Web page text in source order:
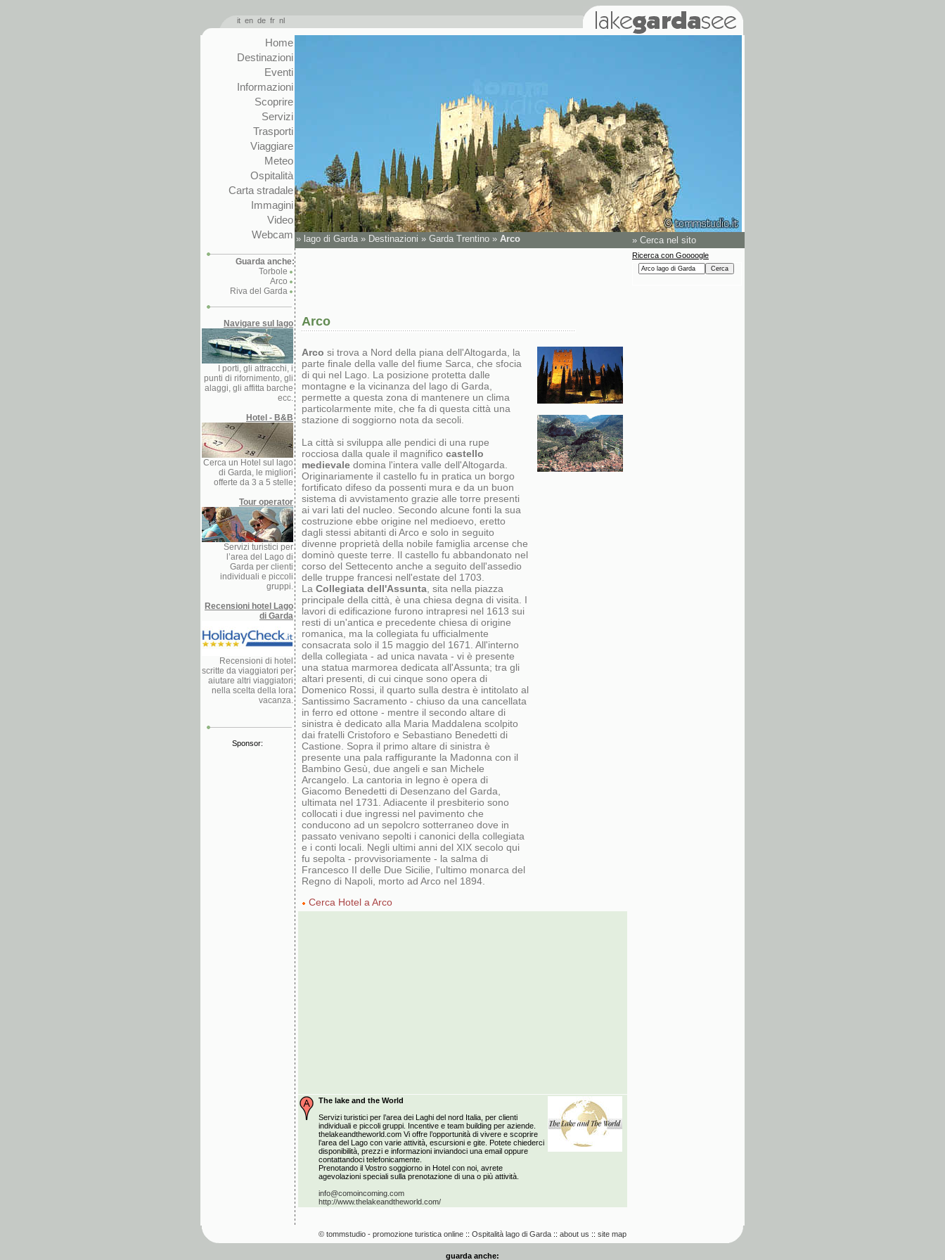
it en de fr nl
Home
Destinazioni
Eventi
Informazioni
Scoprire
Servizi
Trasporti
Viaggiare
Meteo
Ospitalità
Carta stradale
Immagini
Video
Webcam
Guarda anche:
Torbole
Arco
Riva del Garda
Navigare sul lago
I porti, gli attracchi, i
punti di rifornimento, gli
alaggi, gli affitta barche
ecc.
Hotel - B&B
Cerca un Hotel sul lago
di Garda, le migliori
offerte da 3 a 5 stelle
Tour operator
Servizi turistici per
l’area del Lago di
Garda per clienti
individuali e piccoli
gruppi.
Recensioni hotel Lago
di Garda
Recensioni di hotel
scritte da viaggiatori per
aiutare altri viaggiatori
nella scelta della lora
vacanza.
Sponsor:
» lago di Garda » Destinazioni » Garda Trentino » Arco » Cerca nel sito
Arco
Arco si trova a Nord della piana dell'Altogarda, la
parte finale della valle del fiume Sarca, che sfocia
di qui nel Lago. La posizione protetta dalle
montagne e la vicinanza del lago di Garda,
permette a questa zona di mantenere un clima
particolarmente mite, che fa di questa città una
stazione di soggiorno nota da secoli.
La città si sviluppa alle pendici di una rupe
rocciosa dalla quale il magnifico castello
medievale domina l'intera valle dell'Altogarda.
Originariamente il castello fu in pratica un borgo
fortificato difeso da possenti mura e da un buon
sistema di avvistamento grazie alle torre presenti
ai vari lati del nucleo. Secondo alcune fonti la sua
costruzione ebbe origine nel medioevo, eretto
dagli stessi abitanti di Arco e solo in seguito
divenne proprietà della nobile famiglia arcense che
dominò queste terre. Il castello fu abbandonato nel
corso del Settecento anche a seguito dell'assedio
delle truppe francesi nell'estate del 1703.
La Collegiata dell'Assunta , sita nella piazza
principale della città, è una chiesa degna di visita. I
lavori di edificazione furono intrapresi nel 1613 sui
resti di un'antica e precedente chiesa di origine
romanica, ma la collegiata fu ufficialmente
consacrata solo il 15 maggio del 1671. All'interno
della collegiata - ad unica navata - vi è presente
una statua marmorea dedicata all'Assunta; tra gli
altari presenti, di cui cinque sono opera di
Domenico Rossi, il quarto sulla destra è intitolato al
Santissimo Sacramento - chiuso da una cancellata
in ferro ed ottone - mentre il secondo altare di
sinistra è dedicato alla Maria Maddalena scolpito
dai fratelli Cristoforo e Sebastiano Benedetti di
Castione. Sopra il primo altare di sinistra è
presente una pala raffigurante la Madonna con il
Bambino Gesù, due angeli e san Michele
Arcangelo. La cantoria in legno è opera di
Giacomo Benedetti di Desenzano del Garda,
ultimata nel 1731. Adiacente il presbiterio sono
collocati i due ingressi nel pavimento che
conducono ad un sepolcro sotterraneo dove in
passato venivano sepolti i canonici della collegiata
e i conti locali. Negli ultimi anni del XIX secolo qui
fu sepolta - provvisoriamente - la salma di
Francesco II delle Due Sicilie, l'ultimo monarca del
Regno di Napoli, morto ad Arco nel 1894.
Cerca Hotel a Arco
The lake and the World
Servizi turistici per l’area dei Laghi del nord Italia, per clienti
individuali e piccoli gruppi. Incentive e team building per aziende.
thelakeandtheworld.com Vi offre l’opportunità di vivere e scoprire
l’area del Lago con varie attività, escursioni e gite. Potete chiederci
disponibilità, prezzi e informazioni inviandoci una email oppure
contattandoci telefonicamente.
Prenotando il Vostro soggiorno in Hotel con noi, avrete
agevolazioni speciali sulla prenotazione di una o più attività.
info@comoincoming.com
http://www.thelakeandtheworld.com/
Ricerca con Goooogle
© tommstudio - promozione turistica online :: Ospitalità lago di Garda :: about us :: site map
guarda anche: